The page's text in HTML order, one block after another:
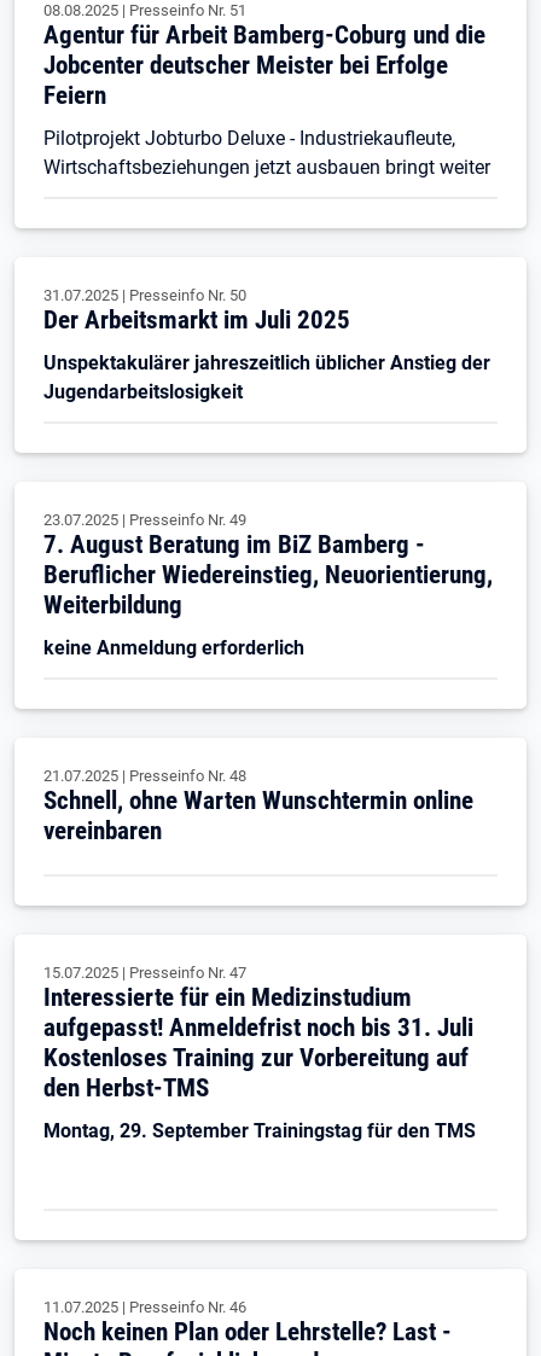
08.08.2025 | Presseinfo Nr. 51
Agentur für Arbeit Bamberg-Coburg und die
Jobcenter deutscher Meister bei Erfolge
Feiern
Pilotprojekt Jobturbo Deluxe - Industriekaufleute,
Wirtschaftsbeziehungen jetzt ausbauen bringt weiter
31.07.2025 | Presseinfo Nr. 50
Der Arbeitsmarkt im Juli 2025
Unspektakulärer jahreszeitlich üblicher Anstieg der
Jugendarbeitslosigkeit
23.07.2025 | Presseinfo Nr. 49
7. August Beratung im BiZ Bamberg -
Beruflicher Wiedereinstieg, Neuorientierung,
Weiterbildung
keine Anmeldung erforderlich
21.07.2025 | Presseinfo Nr. 48
Schnell, ohne Warten Wunschtermin online
vereinbaren
15.07.2025 | Presseinfo Nr. 47
Interessierte für ein Medizinstudium
aufgepasst! Anmeldefrist noch bis 31. Juli
Kostenloses Training zur Vorbereitung auf
den Herbst-TMS
Montag, 29. September Trainingstag für den TMS
11.07.2025 | Presseinfo Nr. 46
Noch keinen Plan oder Lehrstelle? Last -